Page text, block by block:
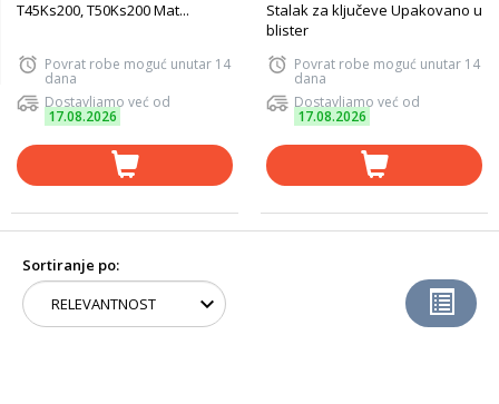
T45Ks200, T50Ks200 Mat...
Povrat robe moguć unutar 14
dana
Dostavljamo već od
17.08.2026
Stalak za ključeve Upakovano u
blister
Povrat robe moguć unutar 14
dana
Dostavljamo već od
17.08.2026
Sortiranje po: